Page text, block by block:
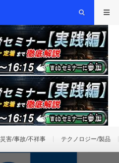
災害/事故/不祥事 テクノロジー/製品